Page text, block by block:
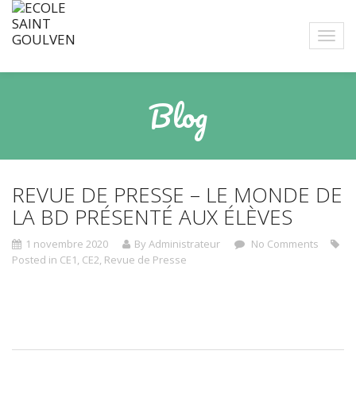
Blog
REVUE DE PRESSE – LE MONDE DE
LA BD PRÉSENTÉ AUX ÉLÈVES
1 novembre 2020 By Administrateur
No Comments
Posted in CE1, CE2, Revue de Presse